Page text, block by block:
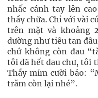
nhấc cánh tay lên
thầy chữa. Chỉ với vài
trên mặt và khoảng
dường như tiêu tan
chứ không còn đau
tôi đã hết đau chư, tôi
Thầy mỉm cười bảo:
trăm còn lại nhé”.